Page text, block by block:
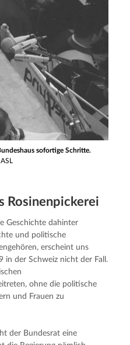
sofortige Schritte.
Rosinenpickerei
Geschichte dahinter
und politische
erscheint uns
in der Schweiz nicht der Fall.
ohne die politische
und Frauen zu
der Bundesrat eine